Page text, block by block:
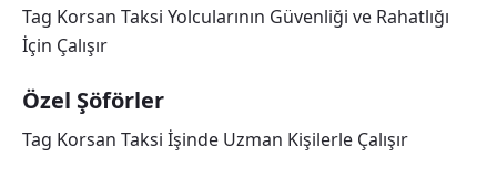
Tag Korsan Taksi Yolcularının Güvenliği ve Rahatlığı
İçin Çalışır
Özel Şöförler
Tag Korsan Taksi İşinde Uzman Kişilerle Çalışır